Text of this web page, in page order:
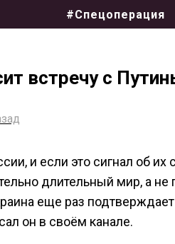
#Спецоперация
встречу с
и если это сигнал об их
длительный мир, а
еще раз
он в своём канале.